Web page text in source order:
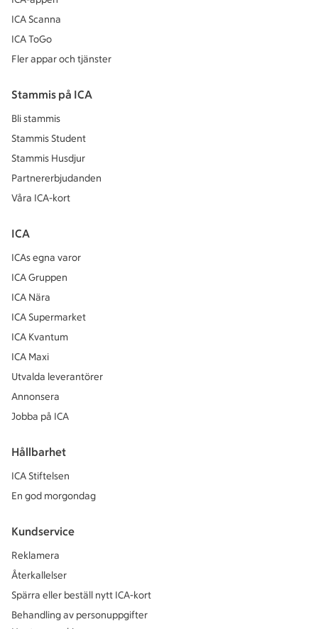
ICA Scanna
ICA ToGo
Fler appar och tjänster
Stammis på ICA
Bli stammis
Stammis Student
Stammis Husdjur
Partnererbjudanden
Våra ICA-kort
ICA
ICAs egna varor
ICA Gruppen
ICA Nära
ICA Supermarket
ICA Kvantum
ICA Maxi
Utvalda leverantörer
Annonsera
Jobba på ICA
Hållbarhet
ICA Stiftelsen
En god morgondag
Kundservice
Reklamera
Återkallelser
Spärra eller beställ nytt ICA-kort
Behandling av personuppgifter